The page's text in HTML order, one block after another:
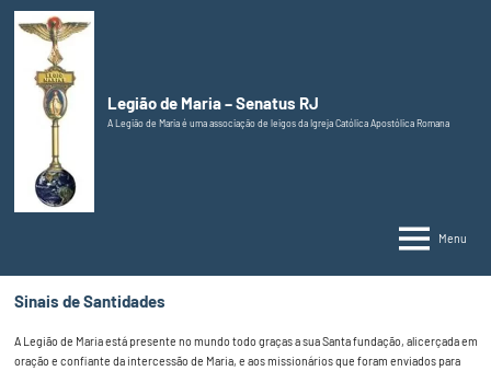
para
Legião de Maria – Senatus RJ
A Legião de Maria é uma associação de leigos da Igreja Católica Apostólica Romana
Menu
Sinais de Santidades
A Legião de Maria está presente no mundo todo graças a sua Santa fundação, alicerçada em
oração e confiante da intercessão de Maria, e aos missionários que foram enviados para